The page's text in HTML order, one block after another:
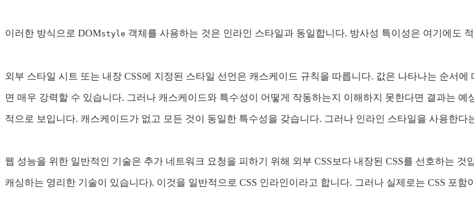
이러한 방식으로 DOMstyle 객체를 사용하는 것은 인라인 스타일과 동일합니다. 방사성 특이성은 여기에도
외부 스타일 시트 또는 내장 CSS에 지정된 스타일 선언은 캐스케이드 규칙을 따릅니다. 값은 나타나는 순서
면 매우 강력할 수 있습니다. 그러나 캐스케이드와 특수성이 어떻게 작동하는지 이해하지 못한다면 결과는
적으로 보입니다. 캐스케이드가 없고 모든 것이 동일한 특수성을 갖습니다. 그러나 인라인 스타일을 사용한
웹 성능을 위한 일반적인 기술은 추가 네트워크 요청을 피하기 위해 외부 CSS보다 내장된 CSS를 선호하는
캐싱하는 영리한 기술이 있습니다). 이것을 일반적으로 CSS 인라인이라고 합니다. 그러나 실제로는 CSS 포함